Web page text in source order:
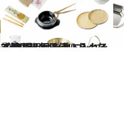
2023.5.24
【韓国】毎日使いたくなる 台所用品を手に入れる② 市場＆セレクトショップ篇
旅＆お出かけ